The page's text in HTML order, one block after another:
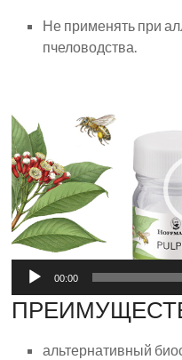
Не применять при
пчеловодства.
00:00
альтернативный